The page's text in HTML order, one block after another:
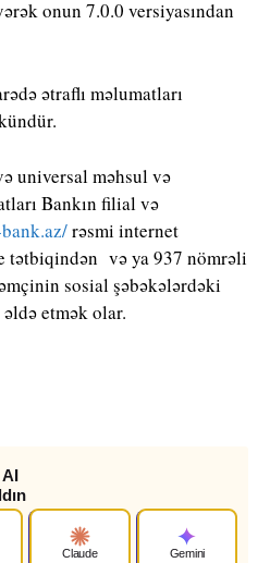
onun 7.0.0 versiyasından
ətraflı məlumatları
universal məhsul və
Bankın filial və
rəsmi internet
tətbiqindən və ya 937 nömrəli
sosial şəbəkələrdəki
etmək olar.
AI
Claude Gemini